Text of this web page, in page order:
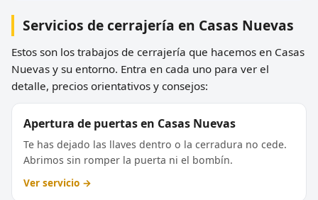
Servicios de cerrajería en Casas Nuevas
Estos son los trabajos de cerrajería que hacemos en Casas
Nuevas y su entorno. Entra en cada uno para ver el
detalle, precios orientativos y consejos:
Apertura de puertas en Casas Nuevas
Te has dejado las llaves dentro o la cerradura no cede.
Abrimos sin romper la puerta ni el bombín.
Ver servicio →